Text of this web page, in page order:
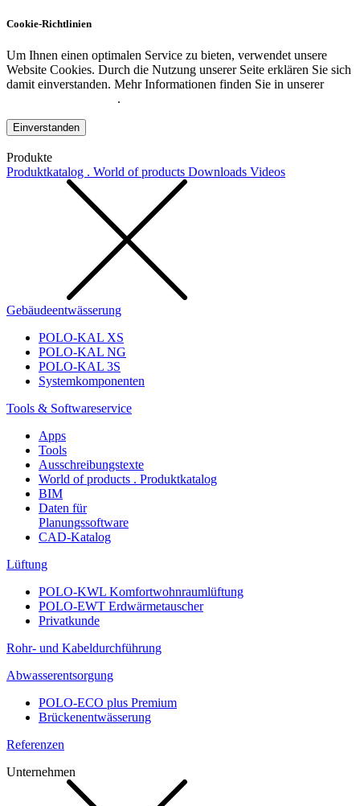
Cookie-Richtlinien
Um Ihnen einen optimalen Service zu bieten, verwendet unsere
Website Cookies. Durch die Nutzung unserer Seite erklären Sie sich
damit einverstanden. Mehr Informationen finden Sie in unserer
.
Einverstanden
Produkte
Produktkatalog . World of products Downloads Videos
Gebäudeentwässerung
POLO-KAL XS
POLO-KAL NG
POLO-KAL 3S
Systemkomponenten
Tools & Softwareservice
Apps
Tools
Ausschreibungstexte
World of products . Produktkatalog
BIM
Daten für
Planungssoftware
CAD-Katalog
Lüftung
POLO-KWL Komfortwohnraumlüftung
POLO-EWT Erdwärmetauscher
Privatkunde
Rohr- und Kabeldurchführung
Abwasserentsorgung
POLO-ECO plus Premium
Brückenentwässerung
Referenzen
Unternehmen